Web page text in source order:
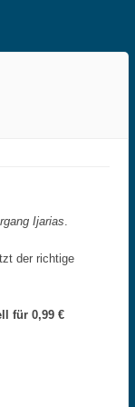
Ijarias.
der richtige
für 0,99 €